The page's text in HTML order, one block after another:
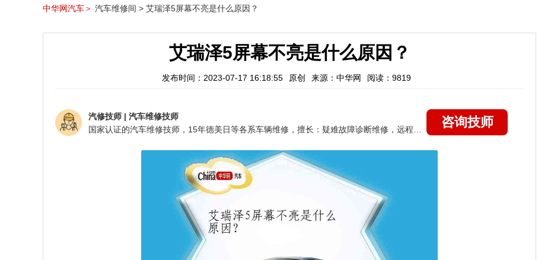
中华网汽车＞ 汽车维修间 > 艾瑞泽5屏幕不亮是什么原因？
艾瑞泽5屏幕不亮是什么原因？
发布时间：2023-07-17 16:18:55 原创 来源：中华网 阅读：9819
汽修技师 | 汽车维修技师
咨询技师